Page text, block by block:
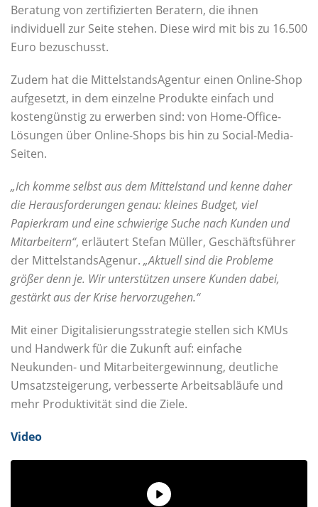
Beratung von zertifizierten Beratern, die ihnen
individuell zur Seite stehen. Diese wird mit bis zu 16.500
Euro bezuschusst.
Zudem hat die MittelstandsAgentur einen Online-Shop
aufgesetzt, in dem einzelne Produkte einfach und
kostengünstig zu erwerben sind: von Home-Office-
Lösungen über Online-Shops bis hin zu Social-Media-
Seiten.
„Ich komme selbst aus dem Mittelstand und kenne daher
die Herausforderungen genau: kleines Budget, viel
Papierkram und eine schwierige Suche nach Kunden und
Mitarbeitern“, erläutert Stefan Müller, Geschäftsführer
der MittelstandsAgenur. „Aktuell sind die Probleme
größer denn je. Wir unterstützen unsere Kunden dabei,
gestärkt aus der Krise hervorzugehen.“
Mit einer Digitalisierungsstrategie stellen sich KMUs
und Handwerk für die Zukunft auf: einfache
Neukunden- und Mitarbeitergewinnung, deutliche
Umsatzsteigerung, verbesserte Arbeitsabläufe und
mehr Produktivität sind die Ziele.
Video